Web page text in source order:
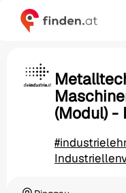
(Modul) -